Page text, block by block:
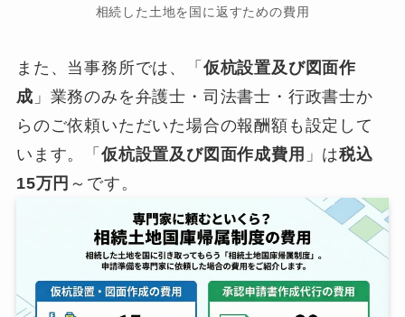
相続した土地を国に返すための費用
また、当事務所では、「 仮杭設置及び図面作
成 」業務のみを弁護士・司法書士・行政書士か
らのご依頼いただいた場合の報酬額も設定して
います。「 仮杭設置及び図面作成費用 」は税込
15万円 ～です。